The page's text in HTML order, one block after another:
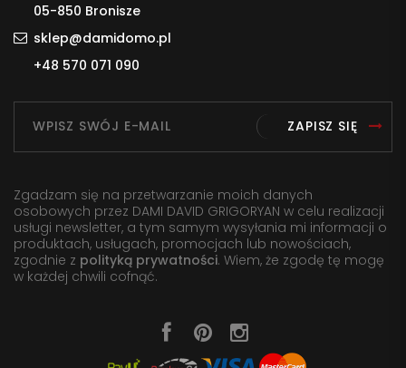
05-850 Bronisze
sklep@damidomo.pl
+48 570 071 090
ZAPISZ SIĘ
Zgadzam się na przetwarzanie moich danych
osobowych przez DAMI DAVID GRIGORYAN w celu realizacji
usługi newsletter, a tym samym wysyłania mi informacji o
produktach, usługach, promocjach lub nowościach,
zgodnie z polityką prywatności. Wiem, że zgodę tę mogę
w każdej chwili cofnąć.